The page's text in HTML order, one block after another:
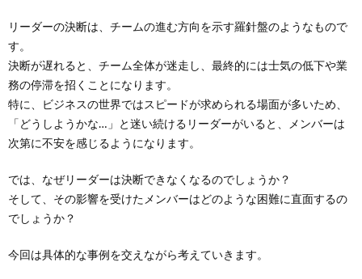
リーダーの決断は、チームの進む方向を示す羅針盤のようなもので
す。
決断が遅れると、チーム全体が迷走し、最終的には士気の低下や業
務の停滞を招くことになります。
特に、ビジネスの世界ではスピードが求められる場面が多いため、
「どうしようかな…」と迷い続けるリーダーがいると、メンバーは
次第に不安を感じるようになります。
では、なぜリーダーは決断できなくなるのでしょうか？
そして、その影響を受けたメンバーはどのような困難に直面するの
でしょうか？
今回は具体的な事例を交えながら考えていきます。